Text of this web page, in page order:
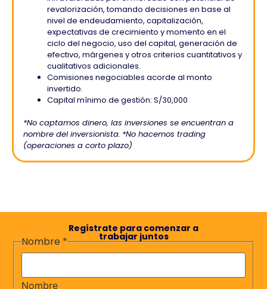
revalorización, tomando decisiones en base al
nivel de endeudamiento, capitalización,
expectativas de crecimiento y momento en el
ciclo del negocio, uso del capital, generación de
efectivo, márgenes y otros criterios cuantitativos y
cualitativos adicionales.
Comisiones negociables acorde al monto
invertido.
Capital mínimo de gestión: S/30,000
*No captamos dinero, las inversiones se encuentran a
nombre del inversionista. *No hacemos trading
(operaciones a corto plazo)
Regístrate para comenzar a
trabajar juntos
Nombre *
Nombre